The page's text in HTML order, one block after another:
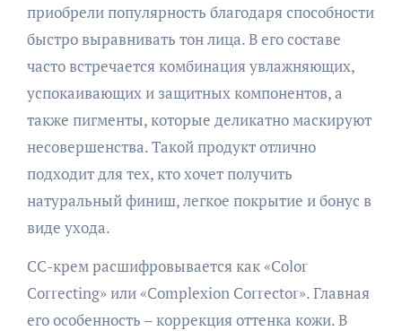
приобрели популярность благодаря способности
быстро выравнивать тон лица. В его составе
часто встречается комбинация увлажняющих,
успокаивающих и защитных компонентов, а
также пигменты, которые деликатно маскируют
несовершенства. Такой продукт отлично
подходит для тех, кто хочет получить
натуральный финиш, легкое покрытие и бонус в
виде ухода.
CC-крем расшифровывается как «Color
Correcting» или «Complexion Corrector». Главная
его особенность – коррекция оттенка кожи. В